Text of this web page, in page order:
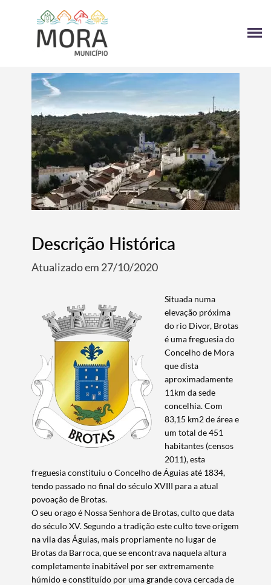
Descrição Histórica
Atualizado em 27/10/2020
Situada numa
elevação próxima
do rio Divor, Brotas
é uma freguesia do
Concelho de Mora
que dista
aproximadamente
11km da sede
concelhia. Com
83,15 km2 de área e
um total de 451
habitantes (censos
2011), esta
freguesia constituiu o Concelho de Águias até 1834,
tendo passado no final do século XVIII para a atual
povoação de Brotas.
O seu orago é Nossa Senhora de Brotas, culto que data
do século XV. Segundo a tradição este culto teve origem
na vila das Águias, mais propriamente no lugar de
Brotas da Barroca, que se encontrava naquela altura
completamente inabitável por ser extremamente
húmido e constituído por uma grande cova cercada de